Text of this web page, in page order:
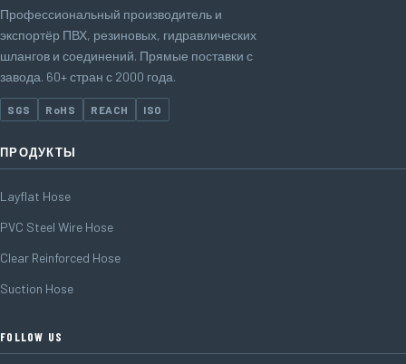
Профессиональный производитель и
экспортёр ПВХ, резиновых, гидравлических
шлангов и соединений. Прямые поставки с
завода. 60+ стран с 2000 года.
SGS RoHS REACH ISO
ПРОДУКТЫ
Layflat Hose
PVC Steel Wire Hose
Clear Reinforced Hose
Suction Hose
FOLLOW US